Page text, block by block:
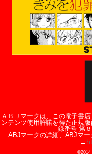
ＡＢＪマークは、この電子書
ンテンツ使用許諾を得た正規
録番号 第６
ABJマークの詳細、ABJマー
→
©2014